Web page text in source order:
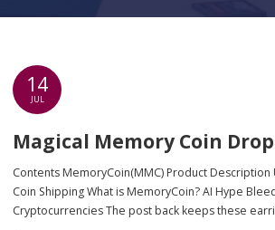
14
JUL
Magical Memory Coin
Contents MemoryCoin(MMC) Product
Coin Shipping What is MemoryCoin? AI Hype
Cryptocurrencies The post back keeps these